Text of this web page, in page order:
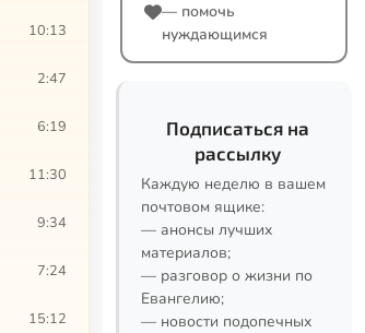
10:13
2:47
6:19
11:30
9:34
7:24
15:12
— помочь
нуждающимся
Подписаться на
рассылку
Каждую неделю в вашем
почтовом ящике:
— анонсы лучших
материалов;
— разговор о жизни по
Евангелию;
— новости подопечных